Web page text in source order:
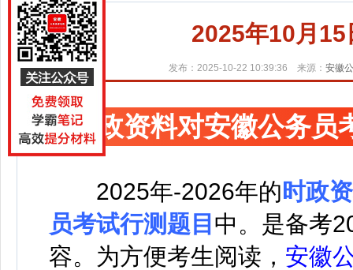
2025年10月
发布：2025-10-22 10:39:36 来源： 安徽
时政资料对安徽公务员
2025年-2026年的 时政
员考试行测题目 中。 是备考
容。 为方便考生阅读， 安徽